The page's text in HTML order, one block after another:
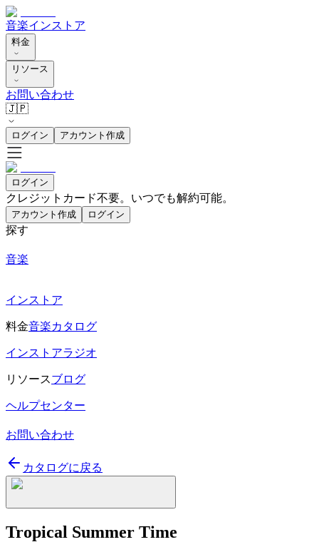
音楽インストア
料金
リソース
お問い合わせ
🇯🇵
ログイン アカウント作成
ログイン
クレジットカード不要。いつでも解約可能。
アカウント作成 ログイン
探す
音楽
インストア
料金音楽カタログ
インストアラジオ
リソースブログ
ヘルプセンター
お問い合わせ
カタログに戻る
Tropical Summer Time